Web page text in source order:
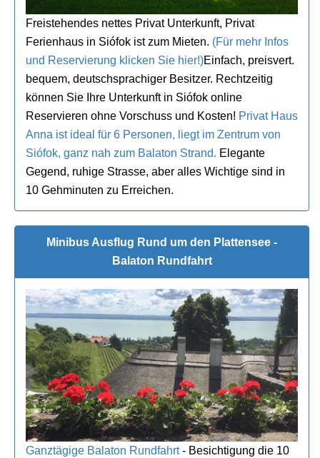
Freistehendes nettes Privat Unterkunft, Privat
Ferienhaus in Siófok ist zum Mieten. (Für mehr Infos
und Reservierung klicken Sie hier!)Einfach, preisvert.
bequem, deutschsprachiger Besitzer. Rechtzeitig
können Sie Ihre Unterkunft in Siófok online
Reservieren ohne Vorschuss und Kosten! Privat Haus
Anna ist ideal für 6 Personen, liegt im Zentrum von
Siófok, ganz nah zum Balaton Strand. Elegante
Gegend, ruhige Strasse, aber alles Wichtige sind in
10 Gehminuten zu Erreichen.
Minibus Ausflug Rund um den Plattensee -
Balaton Rundfahrt
Ganztägige Balaton Rundfahrt- Besichtigung die 10